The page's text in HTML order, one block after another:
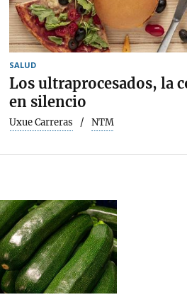
SALUD
Los ultraprocesados, la
en silencio
Uxue Carreras NTM